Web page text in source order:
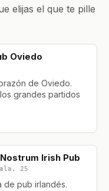
elijas el que te pille
Oviedo
de Oviedo.
grandes partidos
Irish Pub
25
de pub irlandés.